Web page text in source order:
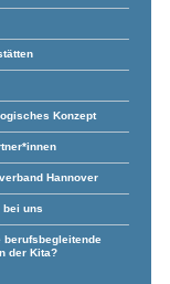
Konzept
Hannover
bei uns
berufsbegleitende
der Kita?